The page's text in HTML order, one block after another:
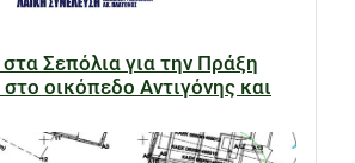
Σεπόλια για την Πράξη
οικόπεδο Αντιγόνης και